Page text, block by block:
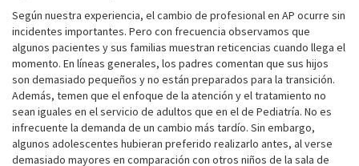
Según nuestra experiencia, el cambio de profesional en AP ocurre sin
incidentes importantes. Pero con frecuencia observamos que
algunos pacientes y sus familias muestran reticencias cuando llega el
momento. En líneas generales, los padres comentan que sus hijos
son demasiado pequeños y no están preparados para la transición.
Además, temen que el enfoque de la atención y el tratamiento no
sean iguales en el servicio de adultos que en el de Pediatría. No es
infrecuente la demanda de un cambio más tardío. Sin embargo,
algunos adolescentes hubieran preferido realizarlo antes, al verse
demasiado mayores en comparación con otros niños de la sala de